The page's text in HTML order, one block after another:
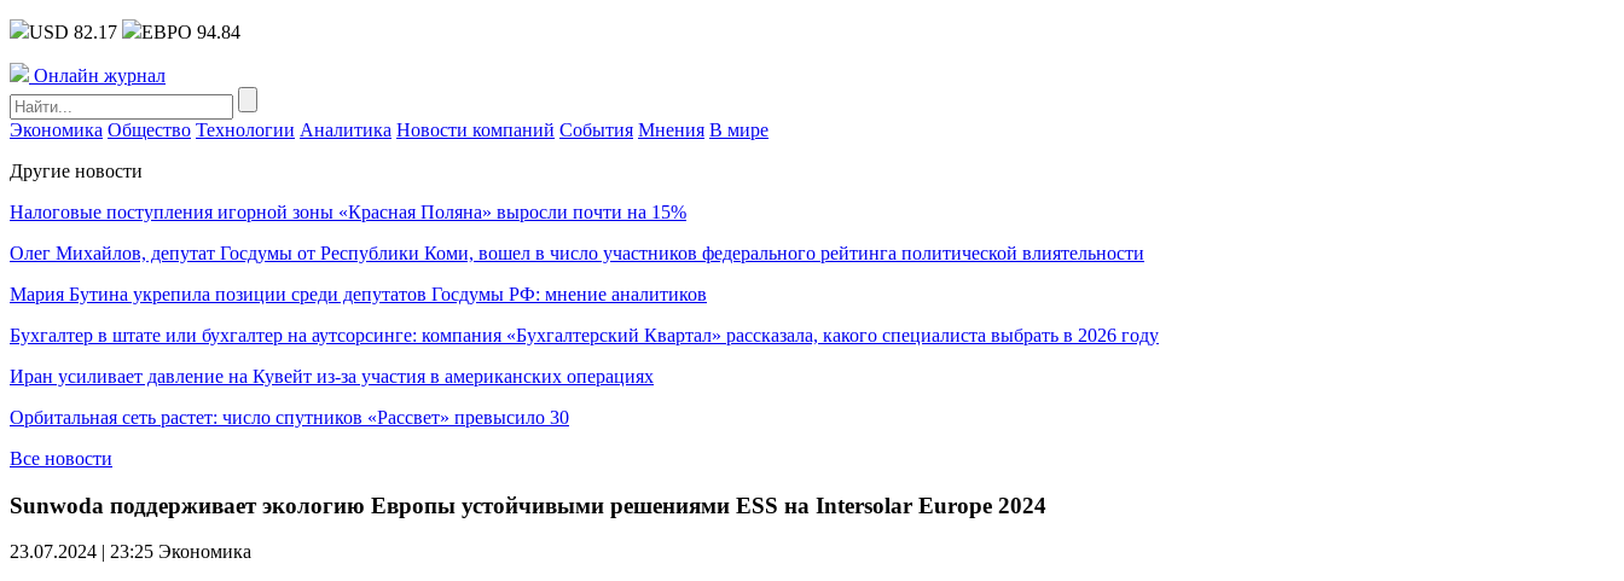
USD 82.17 ЕВРО 94.84
Онлайн журнал
Экономика Общество Технологии Аналитика Новости компаний События Мнения В мире
Другие новости
Налоговые поступления игорной зоны «Красная Поляна» выросли почти на 15%
Олег Михайлов, депутат Госдумы от Республики Коми, вошел в число участников федерального рейтинга политической влиятельности
Мария Бутина укрепила позиции среди депутатов Госдумы РФ: мнение аналитиков
Бухгалтер в штате или бухгалтер на аутсорсинге: компания «Бухгалтерский Квартал» рассказала, какого специалиста выбрать в 2026 году
Иран усиливает давление на Кувейт из-за участия в американских операциях
Орбитальная сеть растет: число спутников «Рассвет» превысило 30
Все новости
Sunwoda поддерживает экологию Европы устойчивыми решениями ESS на Intersolar Europe 2024
23.07.2024 | 23:25 Экономика